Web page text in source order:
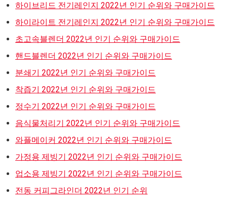
하이브리드 전기레인지 2022년 인기 순위와 구매가이드
하이라이트 전기레인지 2022년 인기 순위와 구매가이드
초고속블렌더 2022년 인기 순위와 구매가이드
핸드블렌더 2022년 인기 순위와 구매가이드
분쇄기 2022년 인기 순위와 구매가이드
착즙기 2022년 인기 순위와 구매가이드
정수기 2022년 인기 순위와 구매가이드
음식물처리기 2022년 인기 순위와 구매가이드
와플메이커 2022년 인기 순위와 구매가이드
가정용 제빙기 2022년 인기 순위와 구매가이드
업소용 제빙기 2022년 인기 순위와 구매가이드
전동 커피그라인더 2022년 인기 순위